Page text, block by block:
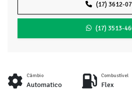
(17) 3612-
(17) 3513-
Câmbio
Automatico
Combustível
Flex